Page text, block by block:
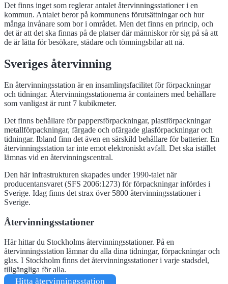
Det finns inget som reglerar antalet återvinningsstationer i en
kommun. Antalet beror på kommunens förutsättningar och hur
många invånare som bor i området. Men det finns en princip, och
det är att det ska finnas på de platser där människor rör sig på så att
de är lätta för besökare, städare och tömningsbilar att nå.
Sveriges återvinning
En återvinningsstation är en insamlingsfacilitet för förpackningar
och tidningar. Återvinningsstationerna är containers med behållare
som vanligast är runt 7 kubikmeter.
Det finns behållare för pappersförpackningar, plastförpackningar
metallförpackningar, färgade och ofärgade glasförpackningar och
tidningar. Ibland finn det även en särskild behållare för batterier. En
återvinningsstation tar inte emot elektroniskt avfall. Det ska istället
lämnas vid en återvinningscentral.
Den här infrastrukturen skapades under 1990-talet när
producentansvaret (SFS 2006:1273) för förpackningar infördes i
Sverige. Idag finns det strax över 5800 återvinningsstationer i
Sverige.
Återvinningsstationer
Här hittar du Stockholms återvinningsstationer. På en
återvinningsstation lämnar du alla dina tidningar, förpackningar och
glas. I Stockholm finns det återvinningsstationer i varje stadsdel,
tillgängliga för alla.
Hitta återvinningsstation